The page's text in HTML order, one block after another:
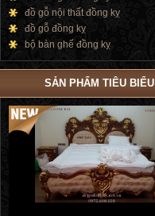
đồ gỗ nội thất đồng kỵ
đồ gỗ đồng kỵ
bộ bàn ghế đồng kỵ
SẢN PHẨM TIÊU BIỂU